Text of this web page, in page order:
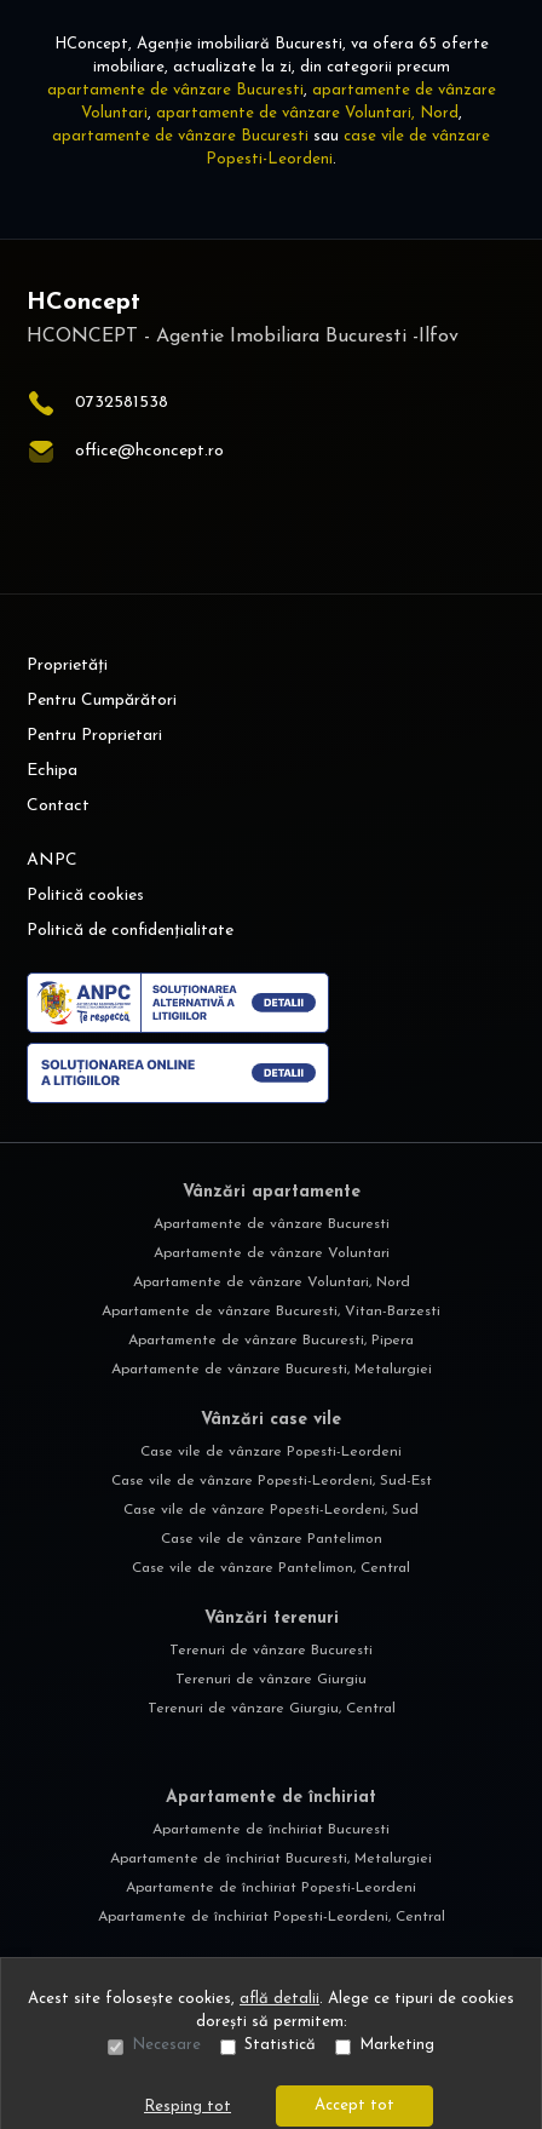
HConcept, Agenție imobiliară Bucuresti, va ofera 65 oferte
imobiliare, actualizate la zi, din categorii precum
apartamente de vânzare Bucuresti, apartamente de vânzare
Voluntari, apartamente de vânzare Voluntari, Nord,
apartamente de vânzare Bucuresti sau case vile de vânzare
Popesti-Leordeni.
HConcept
0732581538
office@hconcept.ro
Proprietăți
Pentru Cumpărători
Pentru Proprietari
Echipa
Contact
ANPC
Politică cookies
Politică de confidențialitate
Vânzări apartamente
Apartamente de vânzare Bucuresti
Apartamente de vânzare Voluntari
Apartamente de vânzare Voluntari, Nord
Apartamente de vânzare Bucuresti, Vitan-Barzesti
Apartamente de vânzare Bucuresti, Pipera
Apartamente de vânzare Bucuresti, Metalurgiei
Vânzări case vile
Case vile de vânzare Popesti-Leordeni
Case vile de vânzare Popesti-Leordeni, Sud-Est
Case vile de vânzare Popesti-Leordeni, Sud
Case vile de vânzare Pantelimon
Case vile de vânzare Pantelimon, Central
Vânzări terenuri
Terenuri de vânzare Bucuresti
Terenuri de vânzare Giurgiu
Terenuri de vânzare Giurgiu, Central
Apartamente de închiriat
Apartamente de închiriat Bucuresti
Apartamente de închiriat Bucuresti, Metalurgiei
Apartamente de închiriat Popesti-Leordeni
Apartamente de închiriat Popesti-Leordeni, Central
Urban Exclusive Estate S.R.L.
Site creat în
Acest site folosește cookies, află detalii. Alege ce tipuri de cookies
dorești să permitem:
Necesare
Statistică Marketing
Resping tot Accept tot